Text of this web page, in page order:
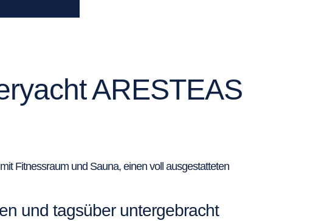
ARESTEAS
Fitnessraum und Sauna, einen voll ausgestatteten
und tagsüber untergebracht